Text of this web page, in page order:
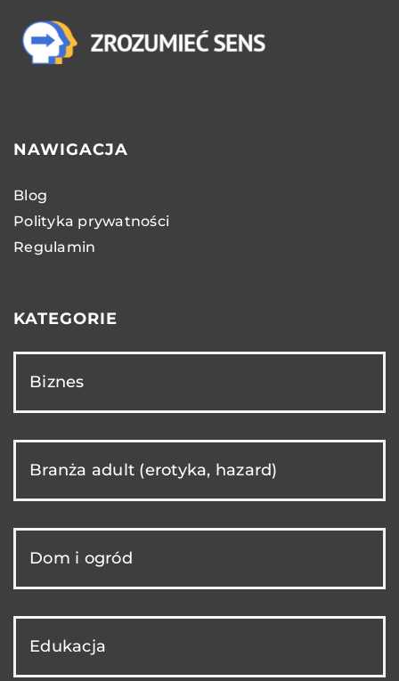
NAWIGACJA
Blog
Polityka prywatności
Regulamin
KATEGORIE
Biznes
Branża adult (erotyka, hazard)
Dom i ogród
Edukacja